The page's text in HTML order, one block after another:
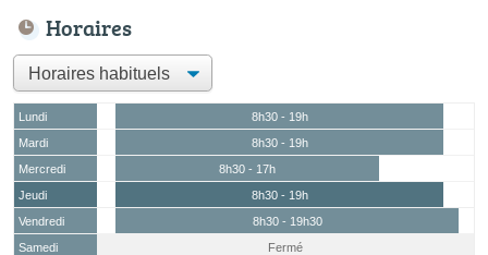
Horaires
Lundi
8h30 - 19h
Mardi
8h30 - 19h
Mercredi
8h30 - 17h
Jeudi
8h30 - 19h
Vendredi
8h30 - 19h30
Samedi
Fermé